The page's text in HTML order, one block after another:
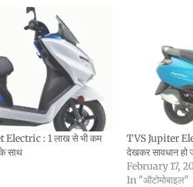
: 1 लाख से भी कम
साथ
TVS Jupiter
देखकर सावधान हो
February 17,
In "ऑटोमोबाइल"